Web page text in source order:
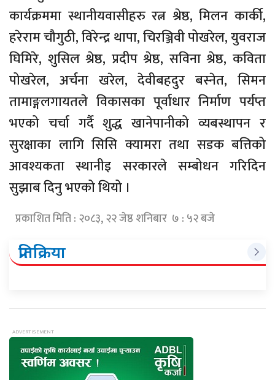
कार्यक्रममा स्थानीयवासीहरु रत्न श्रेष्ठ, मिलन कार्की,
हरेराम चौगुठी, विरेन्द्र थापा, चिरञ्जिवी पोखरेल, युवराज
घिमिरे, शुसिल श्रेष्ठ, प्रदीप श्रेष्ठ, सविना श्रेष्ठ, कविता
पोखरेल, अर्चना खरेल, देवीबहदुर बस्नेत, सिमन
तामाङ्गलगायतले विकासका पूर्वाधार निर्माण पर्यप्त
भएको चर्चा गर्दै शुद्ध खानेपानीको व्यबस्थापन र
सुरक्षाका लागि सिसि क्यामरा तथा सडक बत्तिको
आवश्यकता स्थानीइ सरकारले सम्बोधन गरिदिन
सुझाब दिनु भएको थियो ।
प्रकाशित मिति : २०८३, २२ जेष्ठ शनिबार ७ : ५२ बजे
प्रतिक्रिया